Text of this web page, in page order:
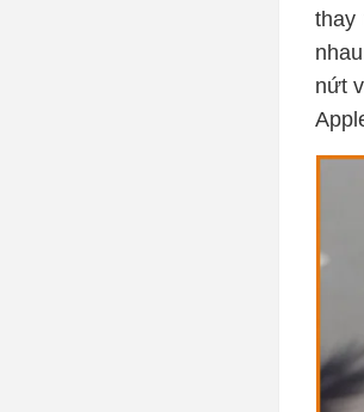
thay
nứt